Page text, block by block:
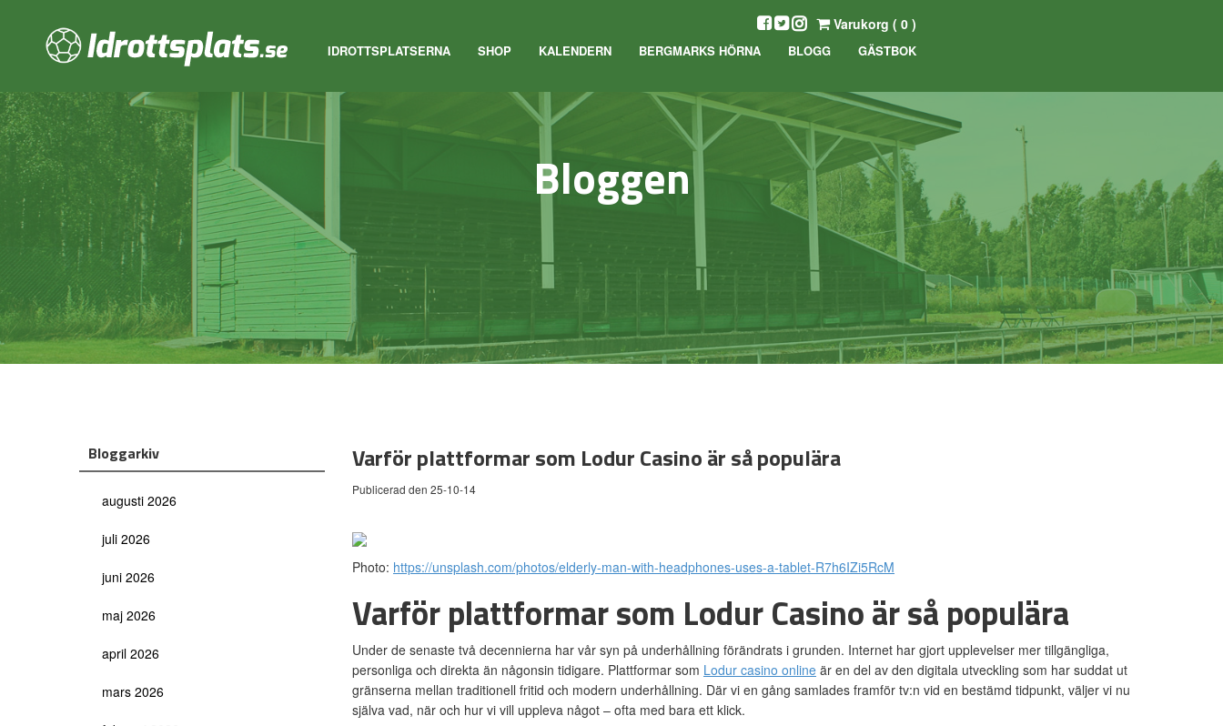
IDROTTSPLATSERNA SHOP KALENDERN BERGMARKS HÖRNA BLOGG GÄSTBOK
Varukorg ( 0 )
Bloggen
Bloggarkiv
augusti 2026
juli 2026
juni 2026
maj 2026
april 2026
mars 2026
Varför plattformar som Lodur Casino är så populära
Publicerad den 25-10-14
Photo: https://unsplash.com/photos/elderly-man-with-headphones-uses-a-tablet-R7h6IZi5RcM
Varför plattformar som Lodur Casino är så populära
Under de senaste två decennierna har vår syn på underhållning förändrats i grunden. Internet har gjort upplevelser mer tillgängliga,
personliga och direkta än någonsin tidigare. Plattformar som Lodur casino online är en del av den digitala utveckling som har suddat ut
gränserna mellan traditionell fritid och modern underhållning. Där vi en gång samlades framför tv:n vid en bestämd tidpunkt, väljer vi nu
själva vad, när och hur vi vill uppleva något – ofta med bara ett klick.